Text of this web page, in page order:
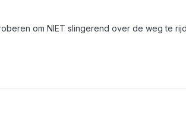
om NIET slingerend over de weg te